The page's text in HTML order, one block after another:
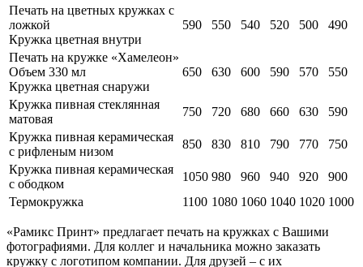
Печать на цветных кружках с
ложкой
Кружка цветная внутри
590 550 540 520 500 490
Печать на кружке «Хамелеон»
Объем 330 мл
Кружка цветная снаружи
650 630 600 590 570 550
Кружка пивная стеклянная
матовая
750 720 680 660 630
590
Кружка пивная керамическая
с рифленым низом
850 830 810 790 770
750
Кружка пивная керамическая
с ободком
1050 980 960 940 920
900
Термокружка
1100 1080 1060 1040 1020 1000
«Рамикс Принт» предлагает печать на кружках с Вашими
фотографиями. Для коллег и начальника можно заказать
кружку с логотипом компании. Для друзей – с их